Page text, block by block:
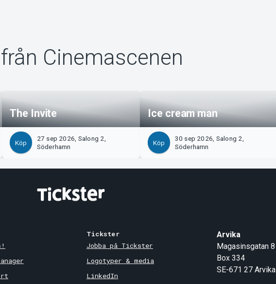
Cinemascenen
The Invite
Köp
27 sep 2026, Salong 2,
Söderhamn
Ice cream man
Köp
30 sep 2026, Salong 2,
Söderhamn
Tickster
Jobba på Tickster
Logotyper & media
LinkedIn
Arvika
Magasinsgatan 8
Box 334
SE-671 27 Arvika